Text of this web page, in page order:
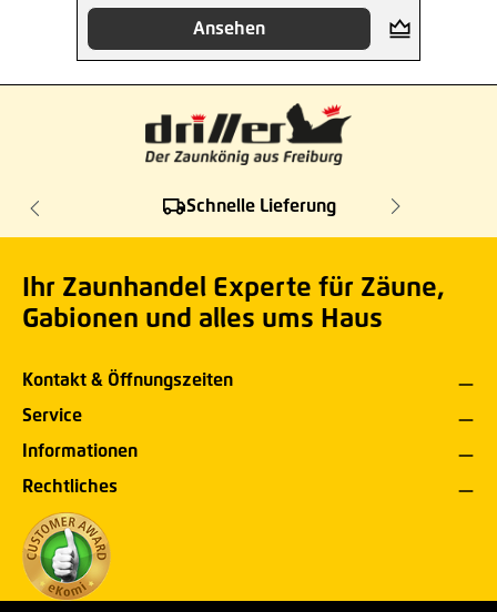
Ansehen
Schnelle Lieferung
Ihr Zaunhandel Experte für Zäune,
Gabionen und alles ums Haus
Kontakt & Öffnungszeiten
Service
Informationen
Rechtliches